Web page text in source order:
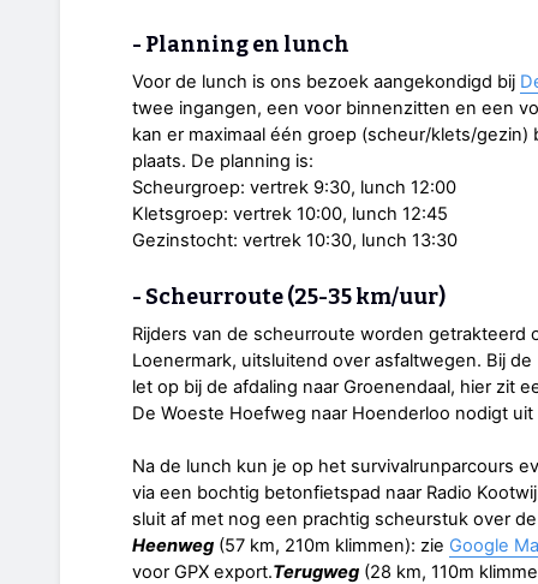
- Planning en lunch
Voor de lunch is ons bezoek aangekondigd bij
twee ingangen, een voor binnenzitten en een
kan er maximaal één groep (scheur/klets/
plaats. De planning is:
Scheurgroep: vertrek 9:30, lunch 12:00
Kletsgroep: vertrek 10:00, lunch 12:45
Gezinstocht: vertrek 10:30, lunch 13:30
- Scheurroute (25-35 km/uur)
Rijders van de scheurroute worden getrakteerd
Loenermark, uitsluitend over asfaltwegen. Bij
let op bij de afdaling naar Groenendaal, hier zit
De Woeste Hoefweg naar Hoenderloo nodigt
Na de lunch kun je op het survivalrunparcours
via een bochtig betonfietspad naar Radio
sluit af met nog een prachtig scheurstuk over
Heenweg (57 km, 210m klimmen): zie Google
voor GPX export.Terugweg (28 km, 110m